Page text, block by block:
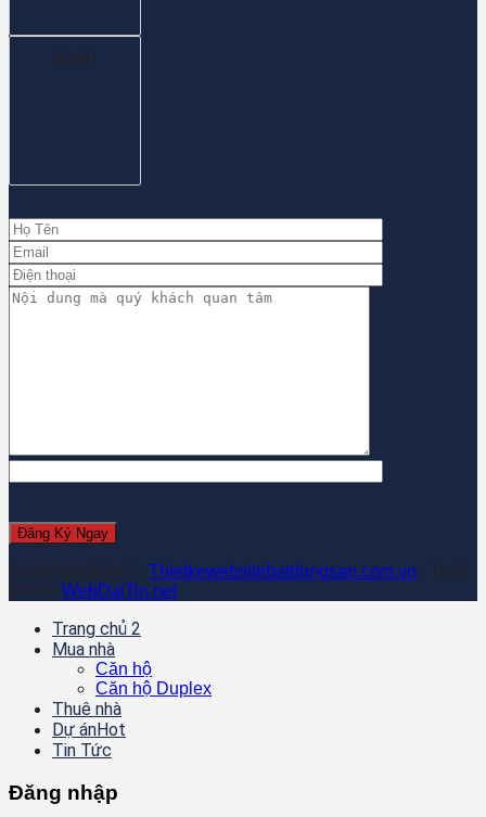
20:00
Copyright 2026 © Thietkewebsitebatdongsan.com.vn | Thiết
kế bởi WebDaiTin.net
Trang chủ 2
Mua nhà
Căn hộ
Căn hộ Duplex
Thuê nhà
Dự án
Tin Tức
Đăng nhập